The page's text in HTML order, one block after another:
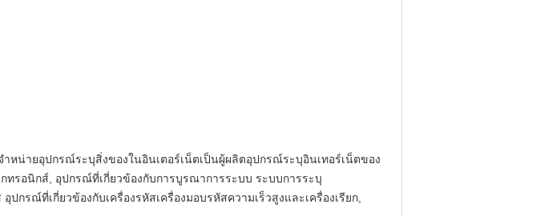
าหน่ายอุปกรณ์ระบุสิ่งของในอินเตอร์เน็ตเป็นผู้ผลิตอุปกรณ์ระบุอินเทอร์เน็ตของ
ทรอนิกส์, อุปกรณ์ที่เกี่ยวข้องกับการบูรณาการระบบ ระบบการระบุ
กรณ์ที่เกี่ยวข้องกับเครื่องรหัสเครื่องมอบรหัสความเร็วสูงและเครื่องเรียก,